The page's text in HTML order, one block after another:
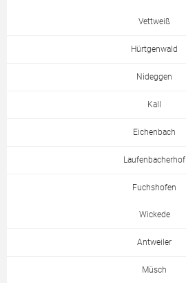
Vettweiß
Hürtgenwald
Nideggen
Kall
Eichenbach
Laufenbacherhof
Fuchshofen
Wickede
Antweiler
Müsch